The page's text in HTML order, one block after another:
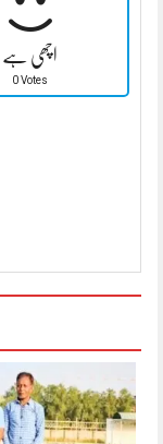
اچھی ہے
0 Votes